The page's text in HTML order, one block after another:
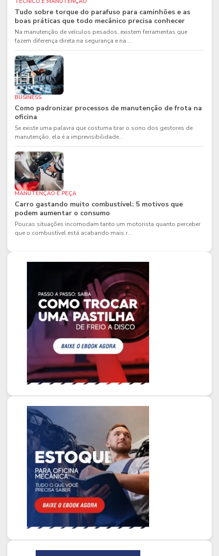
Tudo sobre torque do parafuso para caminhões e as
boas práticas que todo mecânico precisa conhecer
Na manutenção de veículos pesados, existem ferramentas que
fazem diferença direta na segurança e na ...
BUSINESS
Como padronizar processos de manutenção de frota na
oficina
Se existe uma palavra que costuma tirar o sono dos gestores de
manutenção, ela é a imprevisibilidade...
MANUTENÇÃO E PEÇA
Carro gastando muito combustível: 5 motivos que
podem aumentar o consumo
Poucas situações incomodam tanto um motorista quanto perceber
que o combustível está acabando mais r...